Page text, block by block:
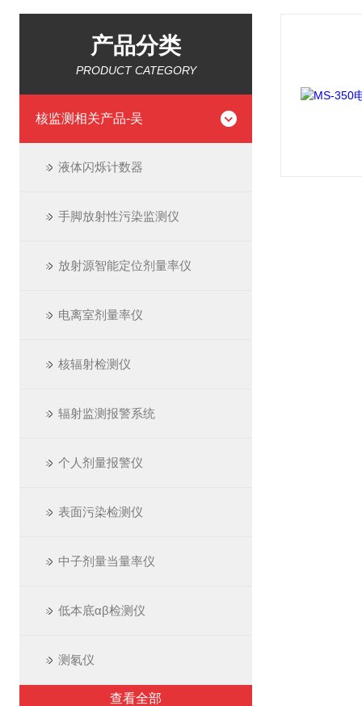
产品分类
PRODUCT CATEGORY
核监测相关产品-吴
液体闪烁计数器
手脚放射性污染监测仪
放射源智能定位剂量率仪
电离室剂量率仪
核辐射检测仪
辐射监测报警系统
个人剂量报警仪
表面污染检测仪
中子剂量当量率仪
低本底αβ检测仪
测氡仪
查看全部